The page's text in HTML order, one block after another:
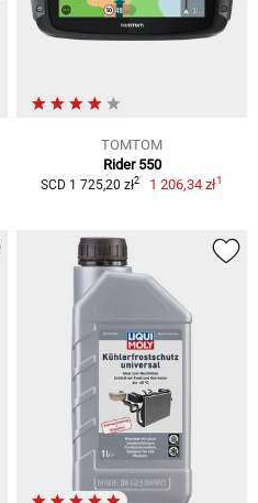
TOMTOM
Rider 550
SCD 1 725,20 zł2 1 206,34 zł1